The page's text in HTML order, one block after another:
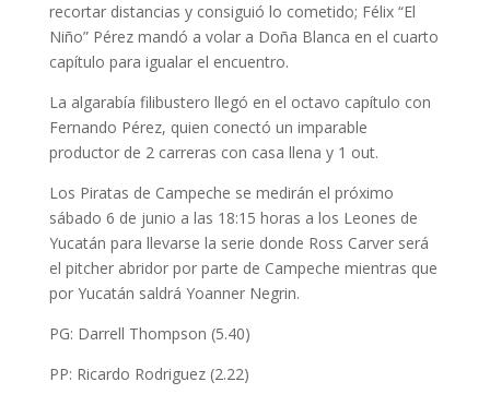
recortar distancias y consiguió lo cometido; Félix “El
Niño” Pérez mandó a volar a Doña Blanca en el cuarto
capítulo para igualar el encuentro.
La algarabía filibustero llegó en el octavo capítulo con
Fernando Pérez, quien conectó un imparable
productor de 2 carreras con casa llena y 1 out.
Los Piratas de Campeche se medirán el próximo
sábado 6 de junio a las 18:15 horas a los Leones de
Yucatán para llevarse la serie donde Ross Carver será
el pitcher abridor por parte de Campeche mientras que
por Yucatán saldrá Yoanner Negrin.
PG: Darrell Thompson (5.40)
PP: Ricardo Rodriguez (2.22)